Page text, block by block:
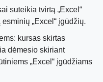
suteikia tvirtą „Excel“
„Excel“ įgūdžių.
kursas skirtas
dėmesio skiriant
„Excel“ įgūdžiams